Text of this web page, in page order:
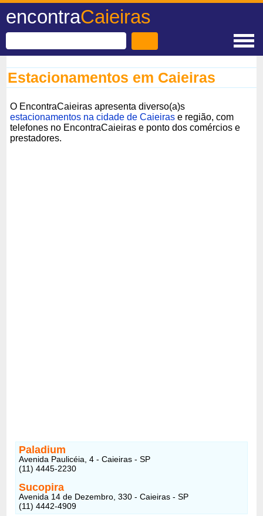
encontraCaieiras
Estacionamentos em Caieiras
O EncontraCaieiras apresenta diverso(a)s
estacionamentos na cidade de Caieiras e região, com
telefones no EncontraCaieiras e ponto dos comércios e
prestadores.
Paladium
Avenida Paulicéia, 4 - Caieiras - SP
(11) 4445-2230
Sucopira
Avenida 14 de Dezembro, 330 - Caieiras - SP
(11) 4442-4909